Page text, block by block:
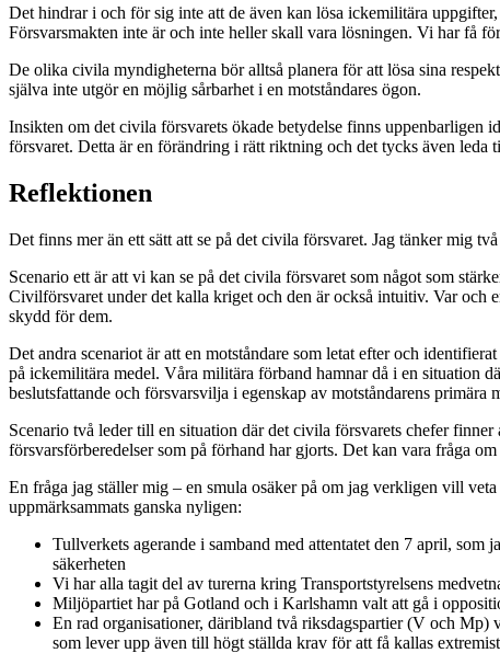
Det hindrar i och för sig inte att de även kan lösa ickemilitära
Försvarsmakten inte är och inte heller skall vara lösningen. Vi har få
De olika civila myndigheterna bör alltså planera för att lösa sina
själva inte utgör en möjlig sårbarhet i en motståndares ögon.
Insikten om det civila försvarets ökade betydelse finns uppenbarligen
försvaret. Detta är en förändring i rätt riktning och det tycks även leda
Reflektionen
Det finns mer än ett sätt att se på det civila försvaret. Jag tänker mig
Scenario ett är att vi kan se på det civila försvaret som något som
Civilförsvaret under det kalla kriget och den är också intuitiv. Var och
skydd för dem.
Det andra scenariot är att en motståndare som letat efter och
på ickemilitära medel. Våra militära förband hamnar då i en situation
beslutsfattande och försvarsvilja i egenskap av motståndarens primära
Scenario två leder till en situation där det civila försvarets chefer
försvarsförberedelser som på förhand har gjorts. Det kan vara fråga
En fråga jag ställer mig – en smula osäker på om jag verkligen vill
uppmärksammats ganska nyligen:
Tullverkets agerande i samband med attentatet den 7 april,
säkerheten
Vi har alla tagit del av turerna kring Transportstyrelsens
Miljöpartiet har på Gotland och i Karlshamn valt att gå i
En rad organisationer, däribland två riksdagspartier (V och Mp)
som lever upp även till högt ställda krav för att få kallas